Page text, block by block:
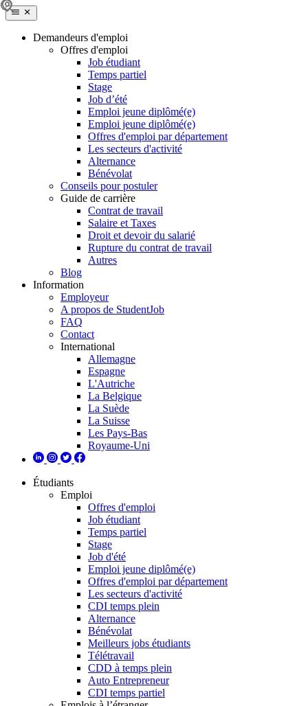
Demandeurs d'emploi
Offres d'emploi
Job étudiant
Temps partiel
Stage
Job d’été
Emploi jeune diplômé(e)
Emploi jeune diplômé(e)
Offres d'emploi par département
Les secteurs d'activité
Alternance
Bénévolat
Conseils pour postuler
Guide de carrière
Contrat de travail
Salaire et Taxes
Droit et devoir du salarié
Rupture du contrat de travail
Autres
Blog
Information
Employeur
A propos de StudentJob
FAQ
Contact
International
Allemagne
Espagne
L'Autriche
La Belgique
La Suède
La Suisse
Les Pays-Bas
Royaume-Uni
Étudiants
Emploi
Offres d'emploi
Job étudiant
Temps partiel
Stage
Job d'été
Emploi jeune diplômé(e)
Offres d'emploi par département
Les secteurs d'activité
CDI temps plein
Alternance
Bénévolat
Meilleurs jobs étudiants
Télétravail
CDD à temps plein
Auto Entrepreneur
CDI temps partiel